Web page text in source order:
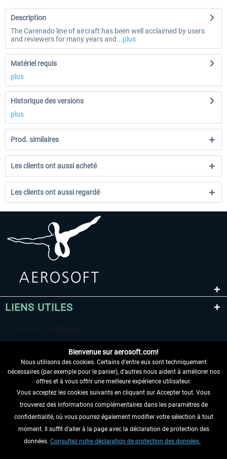
Description
The Carenado line of aircraft has been well acclaimed by users
and reviewers for many years and...plus
Matériel requis
plus
Historique des versions
plus
Prod. similaires
Les clients ont aussi acheté
Les clients ont aussi regardé
LIENS UTILES
RENONCER AU CONTRAT ICI
INFORMATIONS
NE MANQUEZ PAS LES DERNIÈRES
Bienvenue sur aerosoft.com!
Nous utilisons des cookies. Certains d'entre eux sont techniquement
nécessaires (par exemple pour le panier), d'autres nous aident à améliorer nos
offres et à vous offrir une meilleure expérience utilisateur.
Vous acceptez les cookies suivants en cliquant sur Accepter tout. Vous
trouverez des informations complémentaires dans les paramètres de
confidentialité, où vous pourrez également modifier votre sélection à tout
moment. Il suffit d'aller à la page avec la déclaration de protection des
données. Consultez notre déclaration de protection des données.